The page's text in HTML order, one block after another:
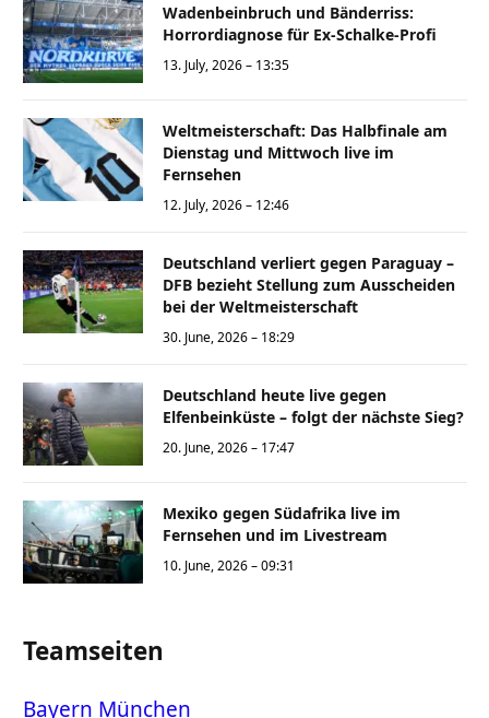
Wadenbeinbruch und Bänderriss:
Horrordiagnose für Ex-Schalke-Profi
13. July, 2026 – 13:35
Weltmeisterschaft: Das Halbfinale am
Dienstag und Mittwoch live im
Fernsehen
12. July, 2026 – 12:46
Deutschland verliert gegen Paraguay –
DFB bezieht Stellung zum Ausscheiden
bei der Weltmeisterschaft
30. June, 2026 – 18:29
Deutschland heute live gegen
Elfenbeinküste – folgt der nächste Sieg?
20. June, 2026 – 17:47
Mexiko gegen Südafrika live im
Fernsehen und im Livestream
10. June, 2026 – 09:31
Teamseiten
Bayern München